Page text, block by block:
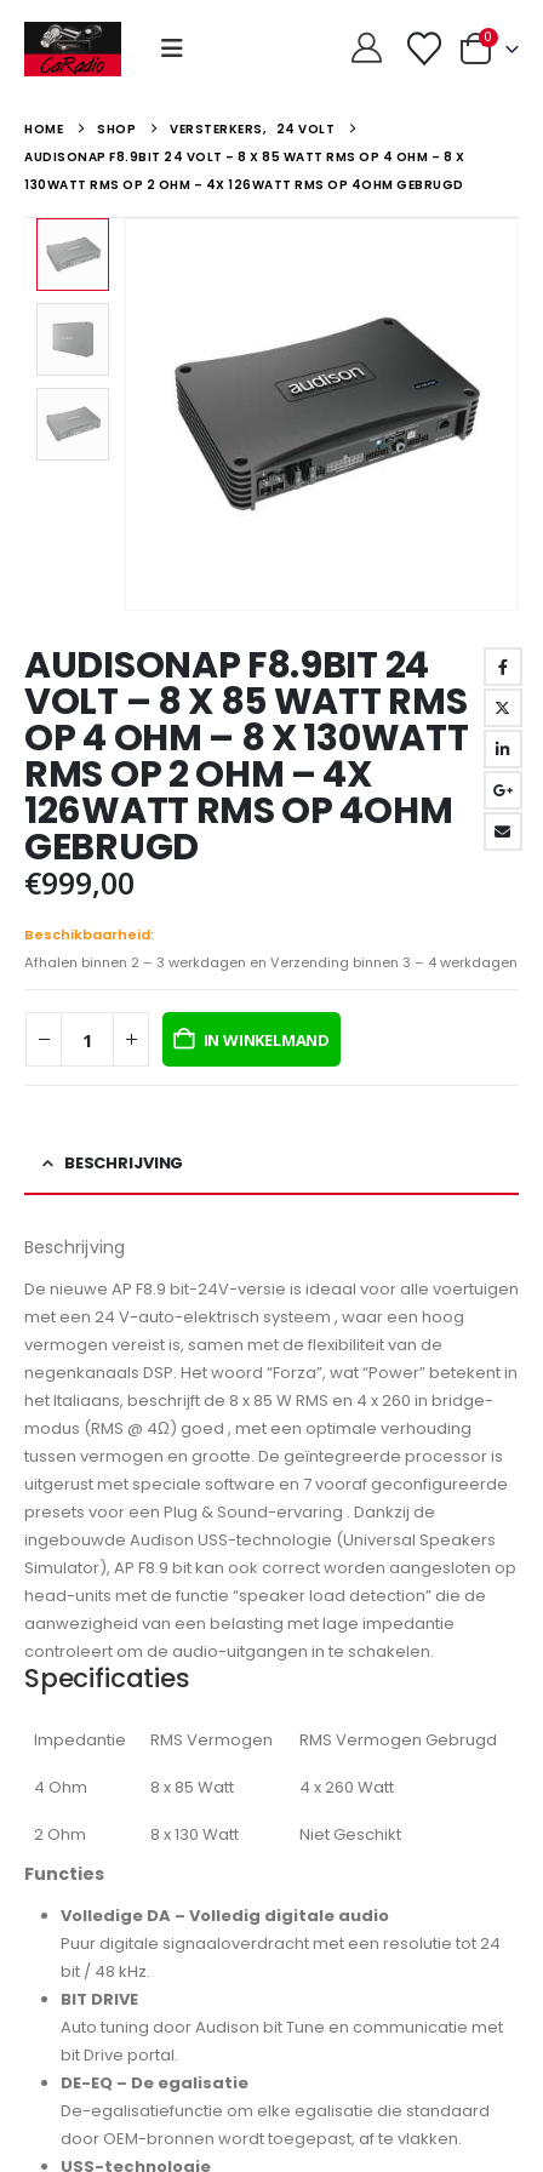
0
HOME SHOP VERSTERKERS,
24 VOLT
AUDISONAP F8.9BIT 24 VOLT – 8 X 85 WATT RMS OP 4 OHM – 8 X
130WATT RMS OP 2 OHM – 4X 126WATT RMS OP 4OHM GEBRUGD
AUDISONAP F8.9BIT 24
VOLT – 8 X 85 WATT RMS
OP 4 OHM – 8 X 130WATT
RMS OP 2 OHM – 4X
126WATT RMS OP 4OHM
GEBRUGD
€999,00
Beschikbaarheid:
Afhalen binnen 2 – 3 werkdagen en Verzending binnen 3 – 4 werkdagen
IN WINKELMAND
BESCHRIJVING
Beschrijving
De nieuwe AP F8.9 bit-24V-versie is ideaal voor alle voertuigen
met een 24 V-auto-elektrisch systeem , waar een hoog
vermogen vereist is, samen met de flexibiliteit van de
negenkanaals DSP. Het woord “Forza”, wat “Power” betekent in
het Italiaans, beschrijft de 8 x 85 W RMS en 4 x 260 in bridge-
modus (RMS @ 4Ω) goed , met een optimale verhouding
tussen vermogen en grootte. De geïntegreerde processor is
uitgerust met speciale software en 7 vooraf geconfigureerde
presets voor een Plug & Sound-ervaring . Dankzij de
ingebouwde Audison USS-technologie (Universal Speakers
Simulator), AP F8.9 bit kan ook correct worden aangesloten op
head-units met de functie “speaker load detection” die de
aanwezigheid van een belasting met lage impedantie
controleert om de audio-uitgangen in te schakelen.
Specificaties
Impedantie RMS Vermogen RMS Vermogen Gebrugd
4 Ohm 8 x 85 Watt 4 x 260 Watt
2 Ohm 8 x 130 Watt Niet Geschikt
Functies
Volledige DA – Volledig digitale audio
Puur digitale signaaloverdracht met een resolutie tot 24
bit / 48 kHz.
BIT DRIVE
Auto tuning door Audison bit Tune en communicatie met
bit Drive portal.
DE-EQ – De egalisatie
De-egalisatiefunctie om elke egalisatie die standaard
door OEM-bronnen wordt toegepast, af te vlakken.
USS-technologie